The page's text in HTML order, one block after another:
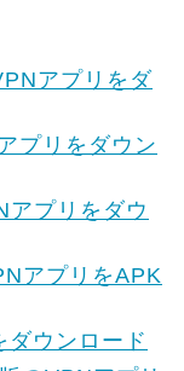
アプリをダ
プリをダウン
プリをダウ
アプリをAPK
ウンロード